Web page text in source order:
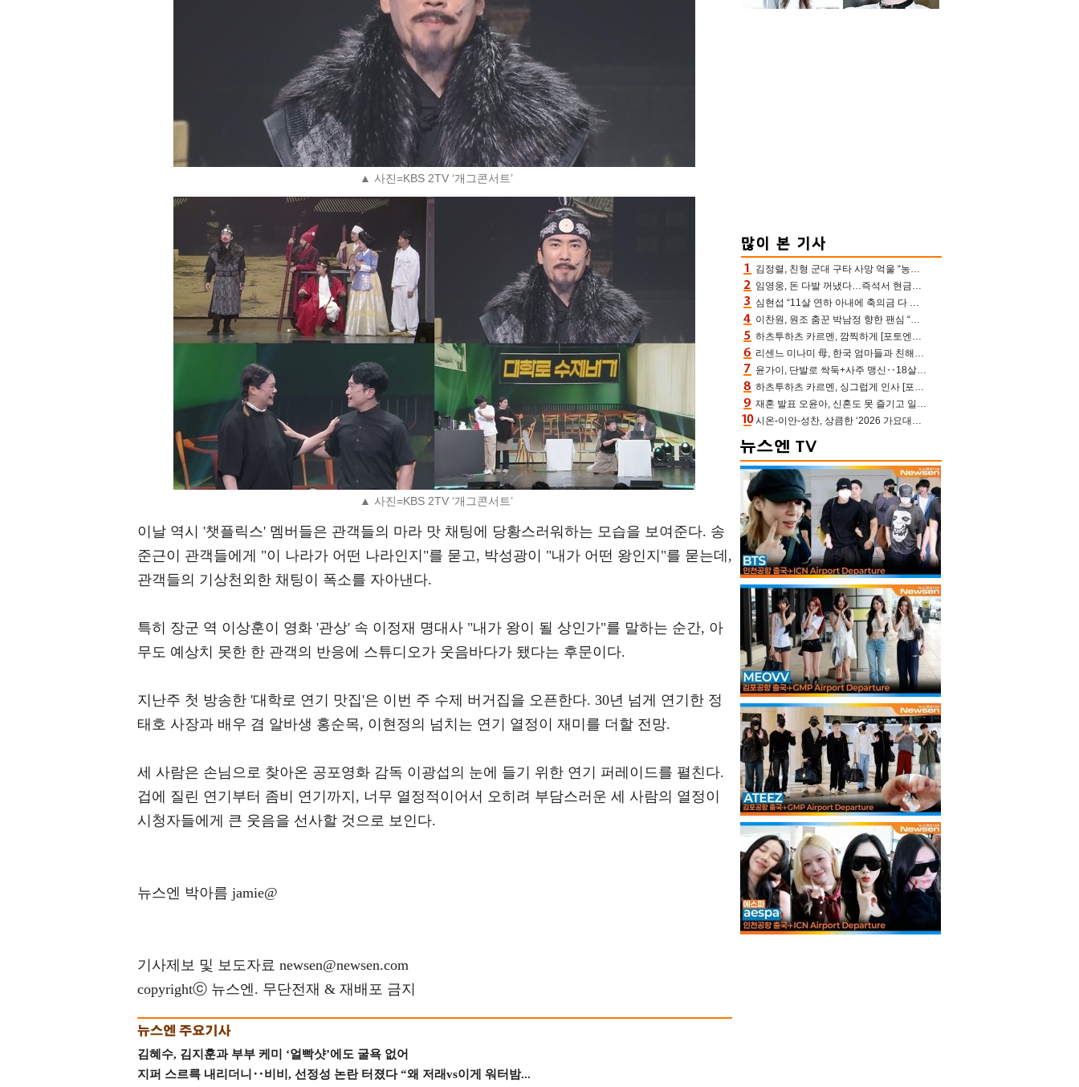
▲ 사진=KBS 2TV ‘개그콘서트’
▲ 사진=KBS 2TV ‘개그콘서트’
이날 역시 '챗플릭스' 멤버들은 관객들의 마라 맛 채팅에 당황스러워하는 모습을 보여준다. 송
준근이 관객들에게 "이 나라가 어떤 나라인지"를 묻고, 박성광이 "내가 어떤 왕인지"를 묻는데,
관객들의 기상천외한 채팅이 폭소를 자아낸다.
특히 장군 역 이상훈이 영화 '관상' 속 이정재 명대사 "내가 왕이 될 상인가"를 말하는 순간, 아
무도 예상치 못한 한 관객의 반응에 스튜디오가 웃음바다가 됐다는 후문이다.
지난주 첫 방송한 '대학로 연기 맛집'은 이번 주 수제 버거집을 오픈한다. 30년 넘게 연기한 정
태호 사장과 배우 겸 알바생 홍순목, 이현정의 넘치는 연기 열정이 재미를 더할 전망.
세 사람은 손님으로 찾아온 공포영화 감독 이광섭의 눈에 들기 위한 연기 퍼레이드를 펼친다.
겁에 질린 연기부터 좀비 연기까지, 너무 열정적이어서 오히려 부담스러운 세 사람의 열정이
시청자들에게 큰 웃음을 선사할 것으로 보인다.
뉴스엔 박아름 jamie@
기사제보 및 보도자료 newsen@newsen.com
copyrightⓒ 뉴스엔. 무단전재 & 재배포 금지
김혜수, 김지훈과 부부 케미 ‘얼빡샷’에도 굴욕 없어
지퍼 스르륵 내리더니‥비비, 선정성 논란 터졌다 “왜 저래vs이게 워터밤...
김정렬, 친형 군대 구타 사망 억울 “농약사 처리, 범인 찾았지만…엄마는 이미 치매”(데이앤나잇)
임영웅, 돈 다발 꺼냈다…즉석서 현금으로 수당 챙겨주는 ‘구단주’
심현섭 “11살 연하 아내에 축의금 다 뺏겨, 집도 아내 명의” (동치미)[결정적장면]
이찬원, 원조 춤꾼 박남정 향한 팬심 “어머님 잘 계시지” 폭소(불후)
하츠투하츠 카르멘, 깜찍하게 [포토엔HD]
리센느 미나미 母, 한국 엄마들과 친해진 비결=BTS “최애 정국 얘기로 통해”(전참시)
윤가이, 단발로 싹둑+사주 맹신‥18살 연상 ♥장기하 반한 엉뚱·열정 매력(전참시)
하츠투하츠 카르멘, 싱그럽게 인사 [포토엔HD]
재혼 발표 오윤아, 신혼도 못 즐기고 일만 “발달장애 子도 취업 1년차, 연차 없어”
시온-이안-성찬, 상큼한 ‘2026 가요대전 썸머’ MC [포토엔HD]